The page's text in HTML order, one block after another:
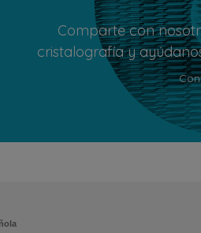
Comparte con
cristalografía y